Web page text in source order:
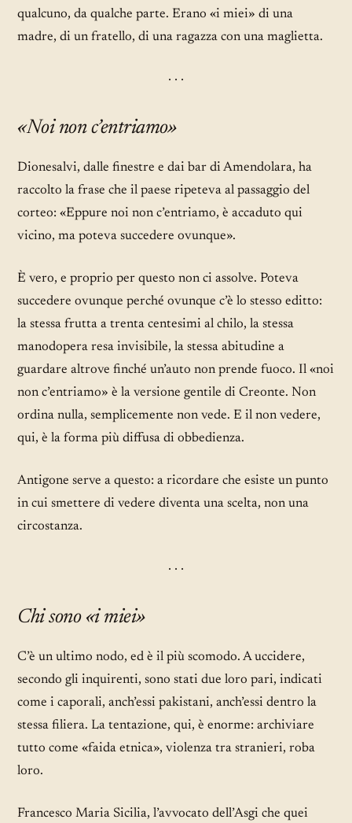
qualcuno, da qualche parte. Erano «i miei» di una
madre, di un fratello, di una ragazza con una maglietta.
· · ·
«Noi non c’entriamo»
Dionesalvi, dalle finestre e dai bar di Amendolara, ha
raccolto la frase che il paese ripeteva al passaggio del
corteo: «Eppure noi non c’entriamo, è accaduto qui
vicino, ma poteva succedere ovunque».
È vero, e proprio per questo non ci assolve. Poteva
succedere ovunque perché ovunque c’è lo stesso editto:
la stessa frutta a trenta centesimi al chilo, la stessa
manodopera resa invisibile, la stessa abitudine a
guardare altrove finché un’auto non prende fuoco. Il «noi
non c’entriamo» è la versione gentile di Creonte. Non
ordina nulla, semplicemente non vede. E il non vedere,
qui, è la forma più diffusa di obbedienza.
Antigone serve a questo: a ricordare che esiste un punto
in cui smettere di vedere diventa una scelta, non una
circostanza.
· · ·
Chi sono «i miei»
C’è un ultimo nodo, ed è il più scomodo. A uccidere,
secondo gli inquirenti, sono stati due loro pari, indicati
come i caporali, anch’essi pakistani, anch’essi dentro la
stessa filiera. La tentazione, qui, è enorme: archiviare
tutto come «faida etnica», violenza tra stranieri, roba
loro.
Francesco Maria Sicilia, l’avvocato dell’Asgi che quei